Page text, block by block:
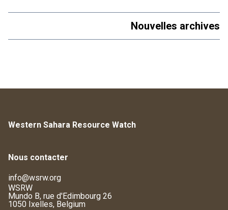
Nouvelles archives
Western Sahara Resource Watch
Nous contacter
info@wsrw.org
WSRW
Mundo B, rue d'Edimbourg 26
1050 Ixelles, Belgium